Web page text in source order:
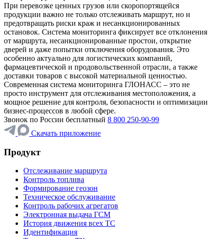
При перевозке ценных грузов или скоропортящейся
продукции важно не только отслеживать маршрут, но и
предотвращать риски краж и несанкционированных
остановок. Система мониторинга фиксирует все отклонения
от маршрута, несанкционированные простои, открытие
дверей и даже попытки отключения оборудования. Это
особенно актуально для логистических компаний,
фармацевтической и продовольственной отрасли, а также
доставки товаров с высокой материальной ценностью.
Современная система мониторинга ГЛОНАСС – это не
просто инструмент для отслеживания местоположения, а
мощное решение для контроля, безопасности и оптимизации
бизнес-процессов в любой сфере.
Звонок по России бесплатный 8 800 250-90-99
Скачать приложение
Продукт
Отслеживание маршрута
Контроль топлива
Формирование геозон
Техническое обслуживание
Контроль рабочих агрегатов
Электронная выдача ГСМ
История движения всех ТС
Идентификация